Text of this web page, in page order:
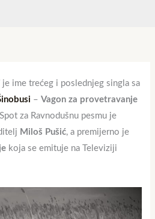
je ime trećeg i poslednjeg singla sa
–Vagon za provetravanje
za Ravnodušnu pesmu je
Miloš Pušić, a premijerno je
koja se emituje na Televiziji